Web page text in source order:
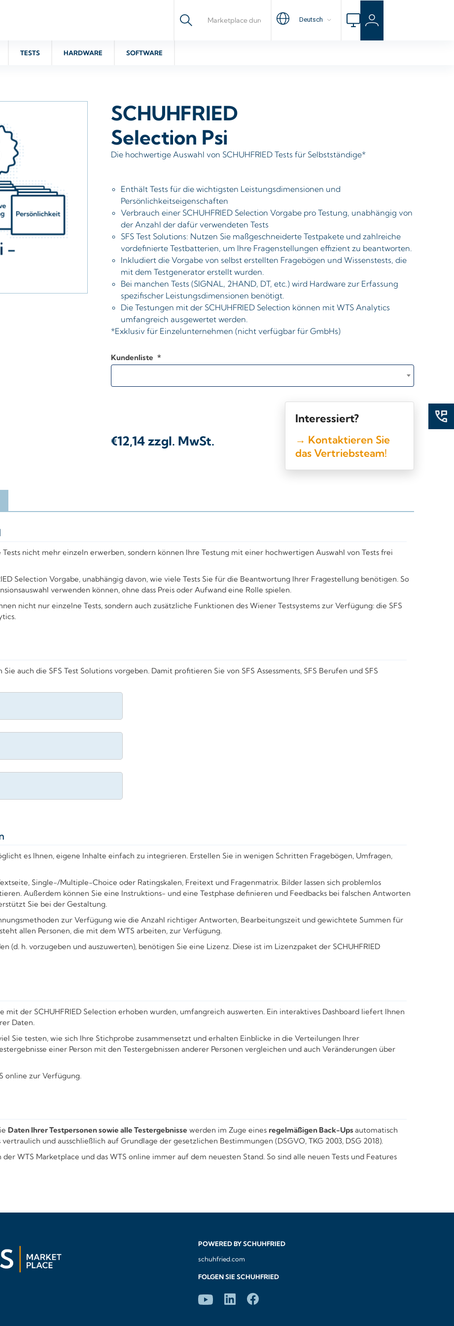
TESTS HARDWARE SOFTWARE
SCHUHFRIED
Selection Psi
Die hochwertige Auswahl von SCHUHFRIED Tests für Selbstständige*
Enthält Tests für die wichtigsten Leistungsdimensionen und
Persönlichkeitseigenschaften
Verbrauch einer SCHUHFRIED Selection Vorgabe pro Testung, unabhängig von
der Anzahl der dafür verwendeten Tests
SFS Test Solutions: Nutzen Sie maßgeschneiderte Testpakete und zahlreiche
vordefinierte Testbatterien, um Ihre Fragenstellungen effizient zu beantworten.
Inkludiert die Vorgabe von selbst erstellten Fragebögen und Wissenstests, die
mit dem Testgenerator erstellt wurden.
Bei manchen Tests (SIGNAL, 2HAND, DT, etc.) wird Hardware zur Erfassung
spezifischer Leistungsdimensionen benötigt.
Die Testungen mit der SCHUHFRIED Selection können mit WTS Analytics
umfangreich ausgewertet werden.
*Exklusiv für Einzelunternehmen (nicht verfügbar für GmbHs)
Kundenliste *
€12,14 zzgl. MwSt.
Interessiert?
→ Kontaktieren Sie
das Vertriebsteam!
Tests nicht mehr einzeln erwerben, sondern können Ihre Testung mit einer hochwertigen Auswahl von Tests frei
Selection Vorgabe, unabhängig davon, wie viele Tests Sie für die Beantwortung Ihrer Fragestellung benötigen. So
verwenden können, ohne dass Preis oder Aufwand eine Rolle spielen.
nicht nur einzelne Tests, sondern auch zusätzliche Funktionen des Wiener Testsystems zur Verfügung: die SFS
auch die SFS Test Solutions vorgeben. Damit profitieren Sie von SFS Assessments, SFS Berufen und SFS
es Ihnen, eigene Inhalte einfach zu integrieren. Erstellen Sie in wenigen Schritten Fragebögen, Umfragen,
Single-/Multiple-Choice oder Ratingskalen, Freitext und Fragenmatrix. Bilder lassen sich problemlos
Außerdem können Sie eine Instruktions- und eine Testphase definieren und Feedbacks bei falschen Antworten
Sie bei der Gestaltung.
zur Verfügung wie die Anzahl richtiger Antworten, Bearbeitungszeit und gewichtete Summen für
allen Personen, die mit dem WTS arbeiten, zur Verfügung.
(d. h. vorzugeben und auszuwerten), benötigen Sie eine Lizenz. Diese ist im Lizenzpaket der SCHUHFRIED
mit der SCHUHFRIED Selection erhoben wurden, umfangreich auswerten. Ein interaktives Dashboard liefert Ihnen
Daten.
Sie testen, wie sich Ihre Stichprobe zusammensetzt und erhalten Einblicke in die Verteilungen Ihrer
einer Person mit den Testergebnissen anderer Personen vergleichen und auch Veränderungen über
online zur Verfügung.
Daten Ihrer Testpersonen sowie alle Testergebnisse werden im Zuge eines regelmäßigen Back-Ups automatisch
und ausschließlich auf Grundlage der gesetzlichen Bestimmungen (DSGVO, TKG 2003, DSG 2018).
der WTS Marketplace und das WTS online immer auf dem neuesten Stand. So sind alle neuen Tests und Features
POWERED BY SCHUHFRIED
schuhfried.com
FOLGEN SIE SCHUHFRIED